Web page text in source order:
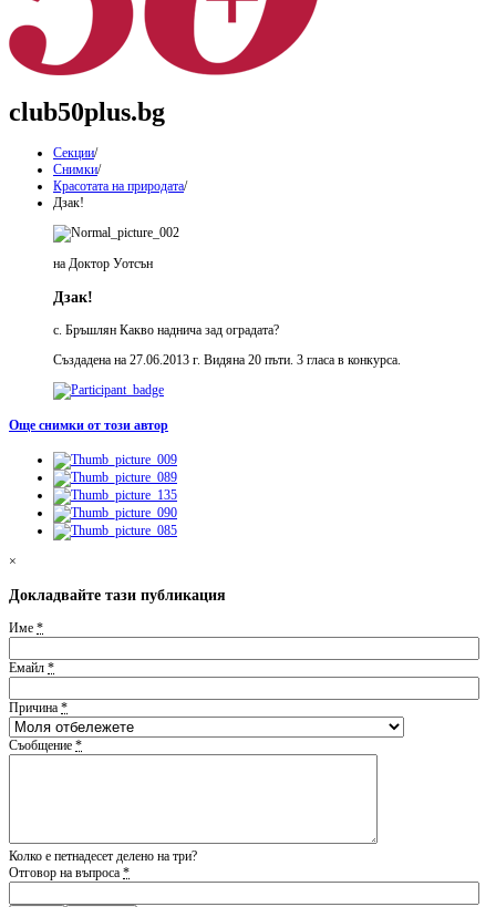
club50plus.bg
Секции/
Снимки/
Красотата на природата/
Дзак!
на Доктор Уотсън
Дзак!
с. Бръшлян Какво наднича зад оградата?
Създадена на 27.06.2013 г. Видяна 20 пъти. 3 гласа в конкурса.
Още снимки от този автор
×
Докладвайте тази публикация
Име *
Емайл *
Причина *
Съобщение *
Колко е петнадесет делено на три?
Отговор на въпроса *